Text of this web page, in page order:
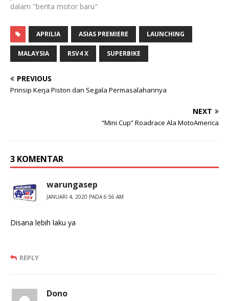
dalam "berita motor baru"
APRILIA ASIAS PREMIERE LAUNCHING
MALAYSIA RSV4 X SUPERBIKE
PREVIOUS
Prinsip Kerja Piston dan Segala Permasalahannya
NEXT
“Mini Cup” Roadrace Ala MotoAmerica
3 KOMENTAR
warungasep
JANUARI 4, 2020 PADA 6:56 AM
Disana lebih laku ya
REPLY
Dono